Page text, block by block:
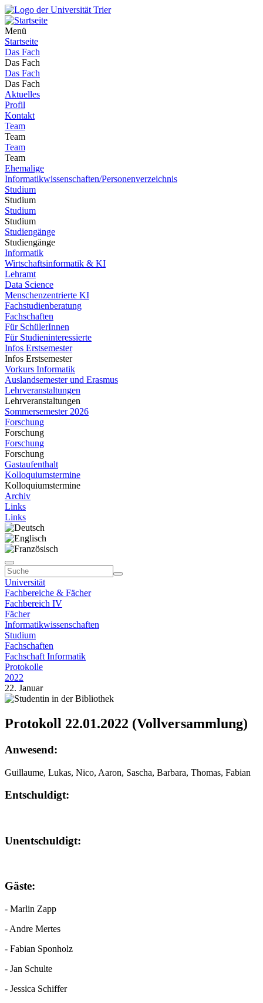
Menü
Startseite
Das Fach
Das Fach
Das Fach
Das Fach
Aktuelles
Profil
Kontakt
Team
Team
Team
Team
Ehemalige
Informatikwissenschaften/Personenverzeichnis
Studium
Studium
Studium
Studium
Studiengänge
Studiengänge
Informatik
Wirtschaftsinformatik & KI
Lehramt
Data Science
Menschenzentrierte KI
Fachstudienberatung
Fachschaften
Für SchülerInnen
Für Studieninteressierte
Infos Erstsemester
Infos Erstsemester
Vorkurs Informatik
Auslandsemester und Erasmus
Lehrveranstaltungen
Lehrveranstaltungen
Sommersemester 2026
Forschung
Forschung
Forschung
Forschung
Gastaufenthalt
Kolloquiumstermine
Kolloquiumstermine
Archiv
Links
Links
Universität
Fachbereiche & Fächer
Fachbereich IV
Fächer
Informatikwissenschaften
Studium
Fachschaften
Fachschaft Informatik
Protokolle
2022
22. Januar
Protokoll 22.01.2022 (Vollversammlung)
Anwesend:
Guillaume, Lukas, Nico, Aaron, Sascha, Barbara, Thomas, Fabian
Entschuldigt:
Unentschuldigt:
Gäste:
- Marlin Zapp
- Andre Mertes
- Fabian Sponholz
- Jan Schulte
- Jessica Schiffer